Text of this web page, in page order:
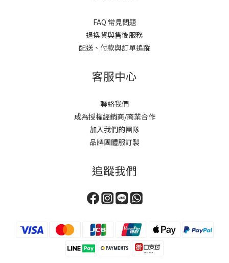
FAQ 常見問題
退換貨與售後服務
配送、付款與訂單追蹤
客服中心
聯絡我們
成為授權經銷商/商業合作
加入我們的團隊
品牌團體服訂製
追蹤我們